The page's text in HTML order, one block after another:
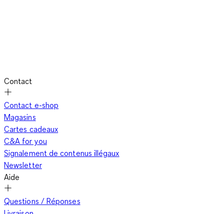
Contact
Contact e-shop
Magasins
Cartes cadeaux
C&A for you
Signalement de contenus illégaux
Newsletter
Aide
Questions / Réponses